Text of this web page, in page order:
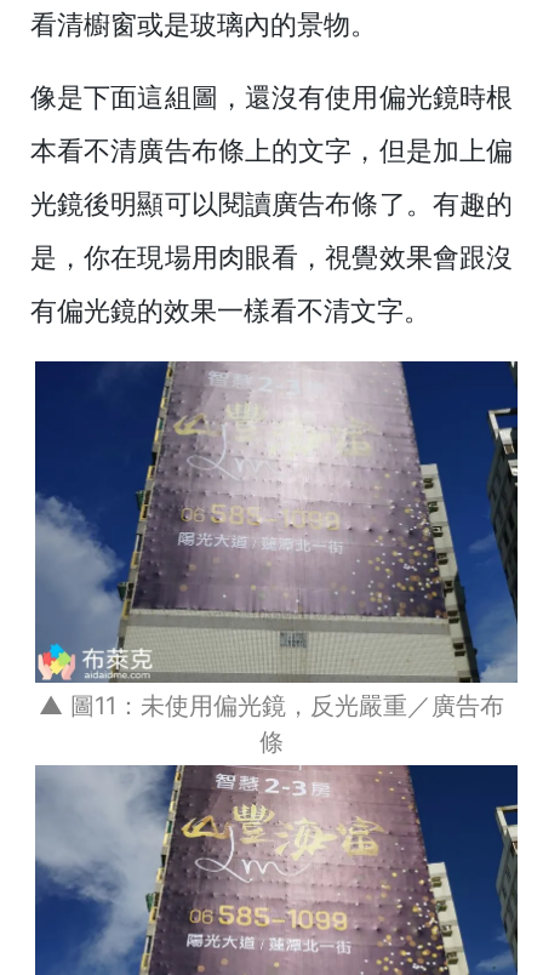
看清櫥窗或是玻璃內的景物。
像是下面這組圖，還沒有使用偏光鏡時根
本看不清廣告布條上的文字，但是加上偏
光鏡後明顯可以閱讀廣告布條了。有趣的
是，你在現場用肉眼看，視覺效果會跟沒
有偏光鏡的效果一樣看不清文字。
▲ 圖11：未使用偏光鏡，反光嚴重／廣告布
條